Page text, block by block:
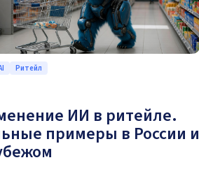
Ритейл
ИИ в ритейле.
примеры в России и